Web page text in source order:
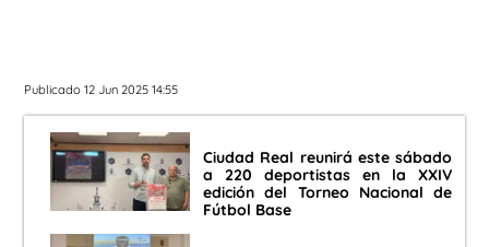
Publicado 12 Jun 2025 14:55
Ciudad Real reunirá este sábado
a 220 deportistas en la XXIV
edición del Torneo Nacional de
Fútbol Base